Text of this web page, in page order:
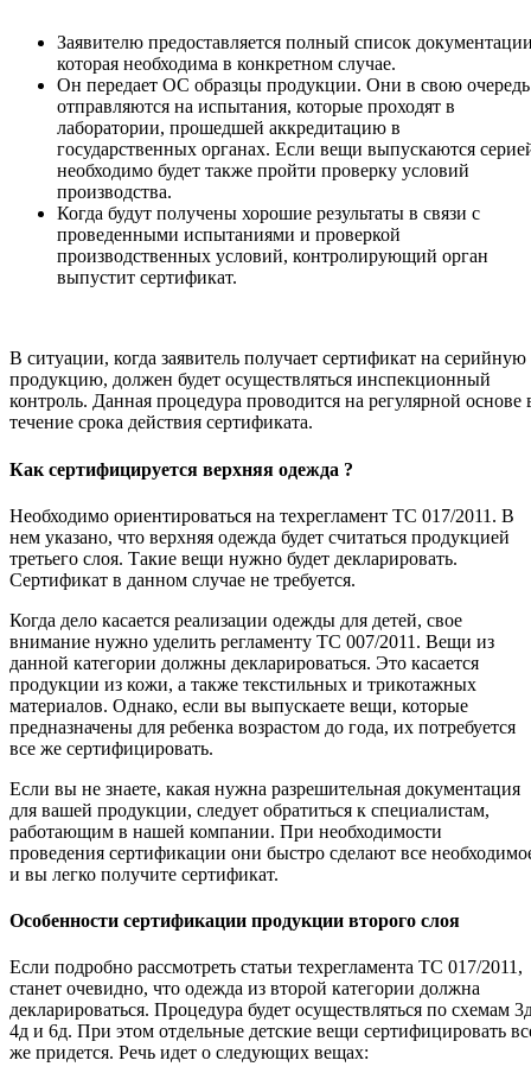
Заявителю предоставляется полный список
которая необходима в конкретном случае.
Он передает ОС образцы продукции. Они в свою очередь
отправляются на испытания, которые проходят в
лаборатории, прошедшей аккредитацию в
государственных органах. Если вещи выпускаются
необходимо будет также пройти проверку условий
производства.
Когда будут получены хорошие результаты в связи с
проведенными испытаниями и проверкой
производственных условий, контролирующий орган
выпустит сертификат.
В ситуации, когда заявитель получает сертификат на серийную
продукцию, должен будет осуществляться инспекционный
контроль. Данная процедура проводится на регулярной основе
течение срока действия сертификата.
Как сертифицируется верхняя одежда ?
Необходимо ориентироваться на техрегламент ТС 017/2011. В
нем указано, что верхняя одежда будет считаться продукцией
третьего слоя. Такие вещи нужно будет декларировать.
Сертификат в данном случае не требуется.
Когда дело касается реализации одежды для детей, свое
внимание нужно уделить регламенту ТС 007/2011. Вещи из
данной категории должны декларироваться. Это касается
продукции из кожи, а также текстильных и трикотажных
материалов. Однако, если вы выпускаете вещи, которые
предназначены для ребенка возрастом до года, их потребуется
все же сертифицировать.
Если вы не знаете, какая нужна разрешительная документация
для вашей продукции, следует обратиться к специалистам,
работающим в нашей компании. При необходимости
проведения сертификации они быстро сделают все
и вы легко получите сертификат.
Особенности сертификации продукции второго слоя
Если подробно рассмотреть статьи техрегламента ТС 017/2011,
станет очевидно, что одежда из второй категории должна
декларироваться. Процедура будет осуществляться по схемам
4д и 6д. При этом отдельные детские вещи сертифицировать
же придется. Речь идет о следующих вещах: